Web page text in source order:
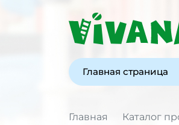
Главная страница
Главная Каталог